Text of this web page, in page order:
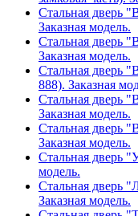
Стальная дверь
Заказная модель.
Стальная дверь
Заказная модель.
Стальная дверь
888). Заказная
Стальная дверь
Заказная модель.
Стальная дверь
Заказная модель.
Стальная дверь
модель.
Стальная дверь
Заказная модель.